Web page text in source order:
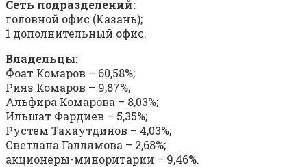
Сеть подразделений:
головной офис (Казань);
1 дополнительный офис.
Владельцы:
Фоат Комаров – 60,58%;
Рияз Комаров – 9,87%;
Альфира Комарова – 8,03%;
Ильшат Фардиев – 5,35%;
Рустем Тахаутдинов – 4,03%;
Светлана Галлямова – 2,68%;
акционеры-миноритарии – 9,46%.